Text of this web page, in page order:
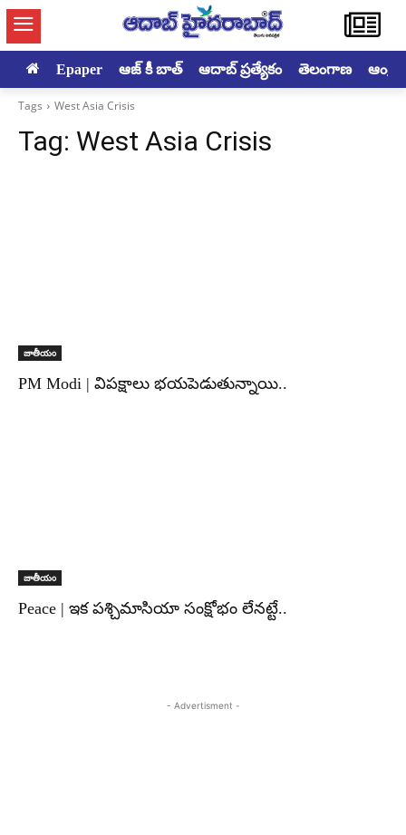
Epaper ఆజ్ కీ బాత్ ఆదాబ్ ప్రత్యేకం తెలంగాణ
Tags West Asia Crisis
Tag: West Asia Crisis
జాతీయం
PM Modi | విపక్షాలు భయపెడుతున్నాయి..
జాతీయం
Peace | ఇక పశ్చిమాసియా సంక్షోభం లేనట్టే..
- Advertisment -